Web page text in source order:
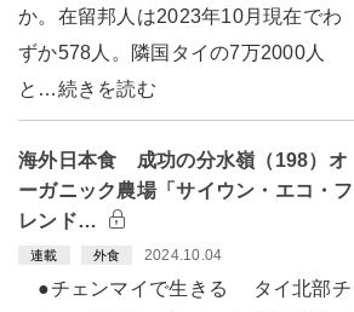
か。在留邦人は2023年10月現在でわ
ずか578人。隣国タイの7万2000人
と…続きを読む
海外日本食 成功の分水嶺（198）オ
ーガニック農場「サイウン・エコ・フ
レンド…
連載 外食 2024.10.04
●チェンマイで生きる タイ北部チ